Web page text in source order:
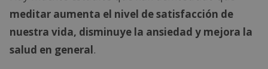
meditar aumenta el nivel de satisfacción de
nuestra vida, disminuye la ansiedad y mejora la
salud en general.